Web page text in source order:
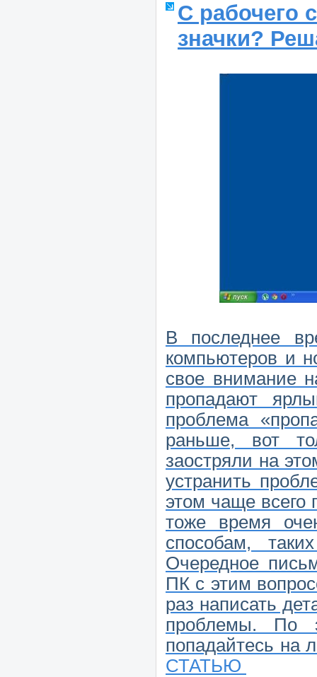
С рабочего
значки?
В последнее
компьютеров и
свое внимание
пропадают
проблема
раньше, вот
заостряли на
устранить
этом чаще всего
тоже время
способам,
Очередное
ПК с этим
раз написать
проблемы. По
попадайтесь на
СТАТЬЮ